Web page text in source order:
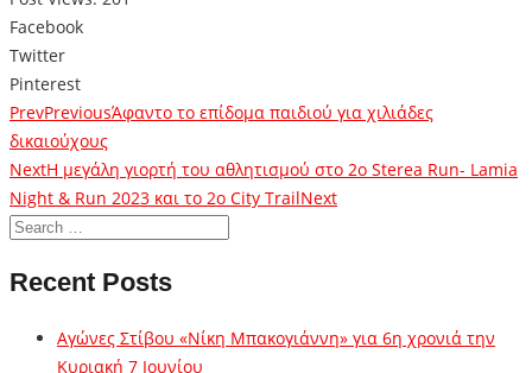
Facebook
Twitter
Pinterest
PrevPreviousΆφαντο το επίδομα παιδιού για χιλιάδες
δικαιούχους
NextΗ μεγάλη γιορτή του αθλητισμού στο 2ο Sterea Run- Lamia
Night & Run 2023 και το 2ο City TrailNext
Recent Posts
Αγώνες Στίβου «Νίκη Μπακογιάννη» για 6η χρονιά την
Κυριακή 7 Ιουνίου